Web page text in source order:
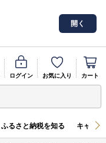
開く
ログイン お気に入り カート
ふるさと納税を知る キャン